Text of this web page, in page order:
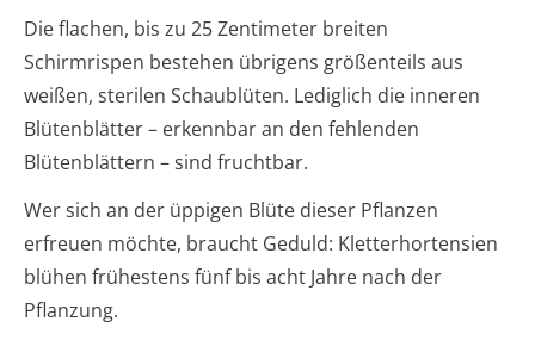
Die flachen, bis zu 25 Zentimeter breiten
Schirmrispen bestehen übrigens größenteils aus
weißen, sterilen Schaublüten. Lediglich die inneren
Blütenblätter – erkennbar an den fehlenden
Blütenblättern – sind fruchtbar.
Wer sich an der üppigen Blüte dieser Pflanzen
erfreuen möchte, braucht Geduld: Kletterhortensien
blühen frühestens fünf bis acht Jahre nach der
Pflanzung.